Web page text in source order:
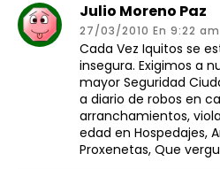
Julio Moreno Paz
27/03/2010 En 9:22 am
Cada Vez Iquitos se
insegura. Exigimos a
mayor Seguridad
a diario de robos en
arranchamientos,
edad en Hospedajes,
Proxenetas, Que